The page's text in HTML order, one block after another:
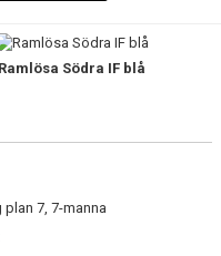
Ramlösa Södra IF blå
plan 7, 7-manna